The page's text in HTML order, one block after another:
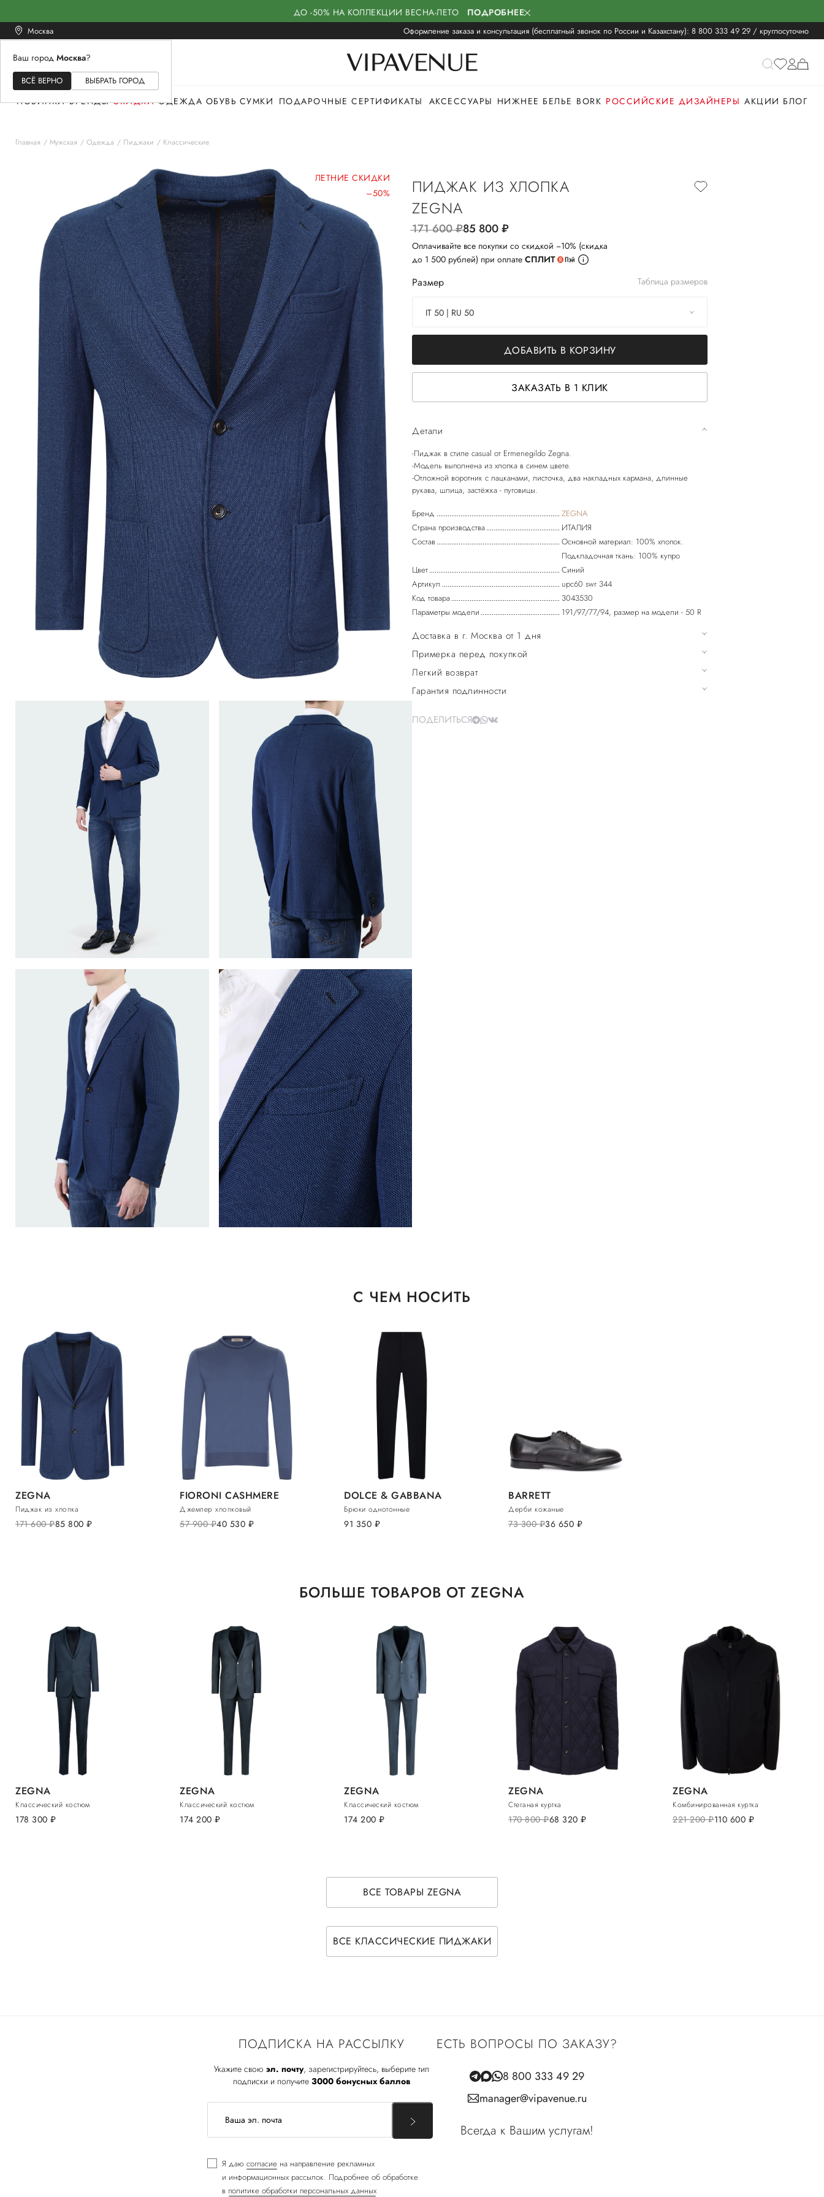
ДО -50% НА КОЛЛЕКЦИИ ВЕСНА-ЛЕТО ПОДРОБНЕЕ
Москва Оформление заказа и консультация (бесплатный звонок по России и Казахстану): 8 800 333 49 29 / круглосуточно
Ваш город Москва?
ВСЁ ВЕРНО ВЫБРАТЬ ГОРОД
ЖЕНСКОЕМУЖСКОЕ
НОВИНКИ БРЕНДЫ СКИДКИ ОДЕЖДА ОБУВЬ СУМКИ ПОДАРОЧНЫЕ СЕРТИФИКАТЫ АКСЕССУАРЫ НИЖНЕЕ БЕЛЬЕ BORK РОССИЙСКИЕ ДИЗАЙНЕРЫ АКЦИИ БЛОГ
Главная Мужская Одежда Пиджаки Классические
ЛЕТНИЕ СКИДКИ
–50%
ПИДЖАК ИЗ ХЛОПКА
ZEGNA
171 600руб.85 800руб.
Оплачивайте все покупки со скидкой −10% (скидка
до 1 500 рублей) при оплате СПЛИТ
Размер Таблица размеров
IT 50 | RU 50
ДОБАВИТЬ В КОРЗИНУ
ЗАКАЗАТЬ В 1 КЛИК
Детали
-Пиджак в стиле casual от Ermenegildo Zegna.
-Модель выполнена из хлопка в синем цвете.
-Отложной воротник с лацканами, листочка, два накладных кармана, длинные
Бренд
ZEGNA
Страна производства
ИТАЛИЯ
Состав
Основной материал: 100% хлопок.
Подкладочная ткань: 100% купро
Цвет
Синий
Артикул
upc60 swr 344
Код товара
3043530
Параметры модели
191/97/77/94, размер на модели - 50 R
Доставка в г. Москва от 1 дня
Примерка перед покупкой
Легкий возврат
Гарантия подлинности
ПОДЕЛИТЬСЯ
С ЧЕМ НОСИТЬ
ZEGNA
Пиджак из хлопка
171 600руб.85 800 руб.
FIORONI CASHMERE
Джемпер хлопковый
57 900руб.40 530 руб.
DOLCE & GABBANA
Брюки однотонные
91 350 руб.
BARRETT
Дерби кожаные
73 300руб.36 650 руб.
БОЛЬШЕ ТОВАРОВ ОТ ZEGNA
ZEGNA
Классический костюм
178 300 руб.
ZEGNA
Классический костюм
174 200 руб.
ZEGNA
Классический костюм
174 200 руб.
ZEGNA
Стеганая куртка
170 800руб.68 320 руб.
ZEGNA
Комбинированная куртка
221 200руб.110 600 руб.
ВСЕ ТОВАРЫ ZEGNA
ВСЕ КЛАССИЧЕСКИЕ ПИДЖАКИ
ПОДПИСКА НА РАССЫЛКУ
Укажите свою эл. почту, зарегистрируйтесь, выберите тип
подписки и получите 3000 бонусных баллов
Я даю согласие на направление рекламных
и информационных рассылок. Подробнее об обработке
в политике обработки персональных данных
ЕСТЬ ВОПРОСЫ ПО ЗАКАЗУ?
8 800 333 49 29
manager@vipavenue.ru
Всегда к Вашим услугам!